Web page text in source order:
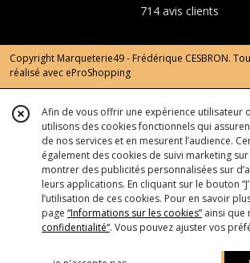
714 avis clients
Copyright Marqueterie49 - Frédérique CESBRON.
réalisé avec eProShopping
Afin de vous offrir une expérience utilisateur
utilisons des cookies fonctionnels qui
de nos services et en mesurent l’audience.
également des cookies de suivi marketing
montrer des publicités personnalisées sur
leurs applications. En cliquant sur le bouton
l’utilisation de ces cookies. Pour en savoir
page “Informations sur les cookies” ainsi que
confidentialité“. Vous pouvez ajuster vos